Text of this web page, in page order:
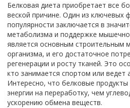
Белковая диета приобретает все
веской причине. Один из ключевых
популярности заключается в
метаболизма и поддержке
является основным строительным
организма, и его достаточное
регенерации и росту тканей. Это
кто занимается спортом или ведет
Интересно, что белковые
энергии на переработку, чем
ускорению обмена веществ.